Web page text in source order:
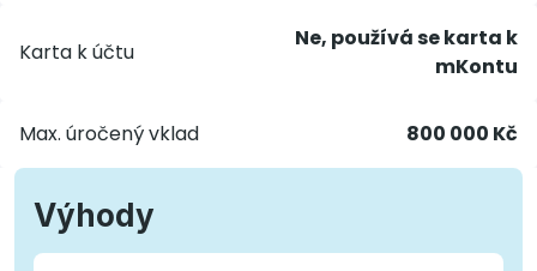
Karta k účtu
Ne, používá se karta k
mKontu
Max. úročený vklad 800 000 Kč
Výhody